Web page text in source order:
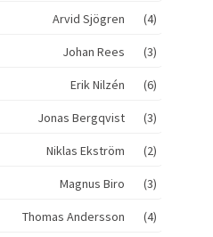
Arvid Sjögren (4)
Johan Rees (3)
Erik Nilzén (6)
Jonas Bergqvist (3)
Niklas Ekström (2)
Magnus Biro (3)
Thomas Andersson (4)